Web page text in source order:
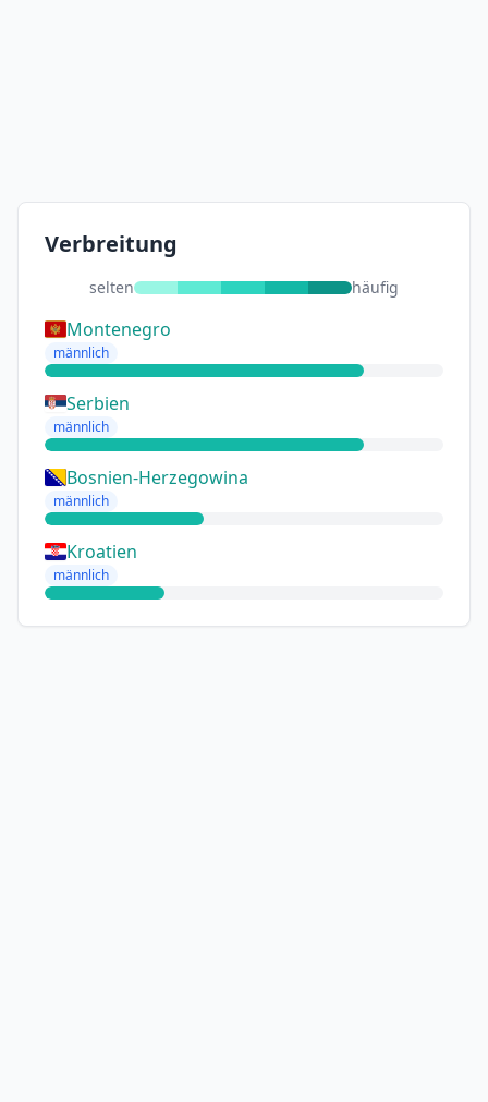
Verbreitung
selten häufig
Montenegro
männlich
Serbien
männlich
Bosnien-Herzegowina
männlich
Kroatien
männlich